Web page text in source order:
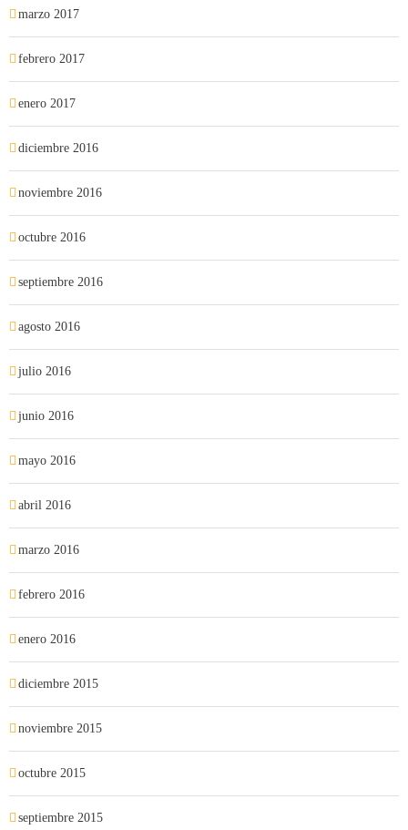
marzo 2017
febrero 2017
enero 2017
diciembre 2016
noviembre 2016
octubre 2016
septiembre 2016
agosto 2016
julio 2016
junio 2016
mayo 2016
abril 2016
marzo 2016
febrero 2016
enero 2016
diciembre 2015
noviembre 2015
octubre 2015
septiembre 2015